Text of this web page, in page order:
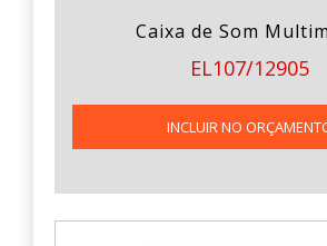
Caixa de Som
EL107/12905
INCLUIR NO